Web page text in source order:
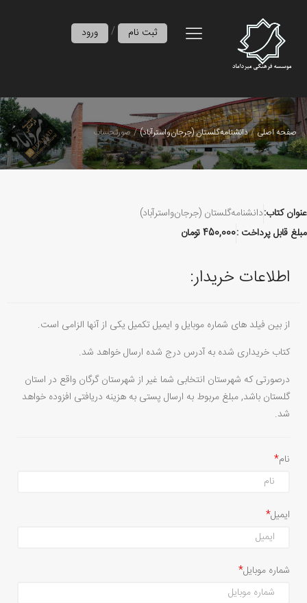
ورود / ثبت نام
صفحه اصلی دانشنامه‌گلستان (جرجان‌واسترآباد) صورتحساب
عنوان کتاب:دانشنامه‌گلستان (جرجان‌واسترآباد)
مبلغ قابل پرداخت :450,000تومان
اطلاعات خریدار:
از بین فیلد های شماره موبایل و ایمیل تکمیل یکی از آنها الزامی است.
کتاب خریداری شده به آدرس درج شده ارسال خواهد شد.
درصورتی که شهرستان انتخابی شما غیر از شهرستان گرگان واقع در استان
گلستان باشد, مبلغ مربوط به ارسال پستی به هزینه دریافتی افزوده خواهد
شد.
نام
ایمیل
شماره موبایل